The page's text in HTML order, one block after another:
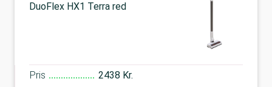
DuoFlex HX1 Terra red
Pris 2438 Kr.